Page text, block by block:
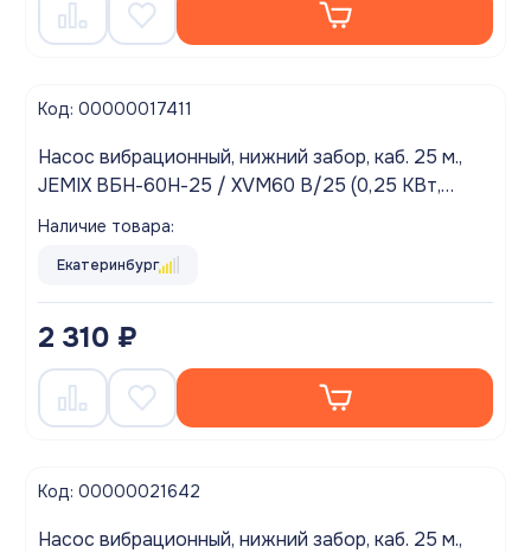
Код: 00000017411
Насос вибрационный, нижний забор, каб. 25 м.,
JEMIX ВБН-60Н-25 / XVM60 В/25 (0,25 КВт,
220В, 20л/мин., 60м.)
Наличие товара:
Екатеринбург
2 310 ₽
Код: 00000021642
Насос вибрационный, нижний забор, каб. 25 м.,